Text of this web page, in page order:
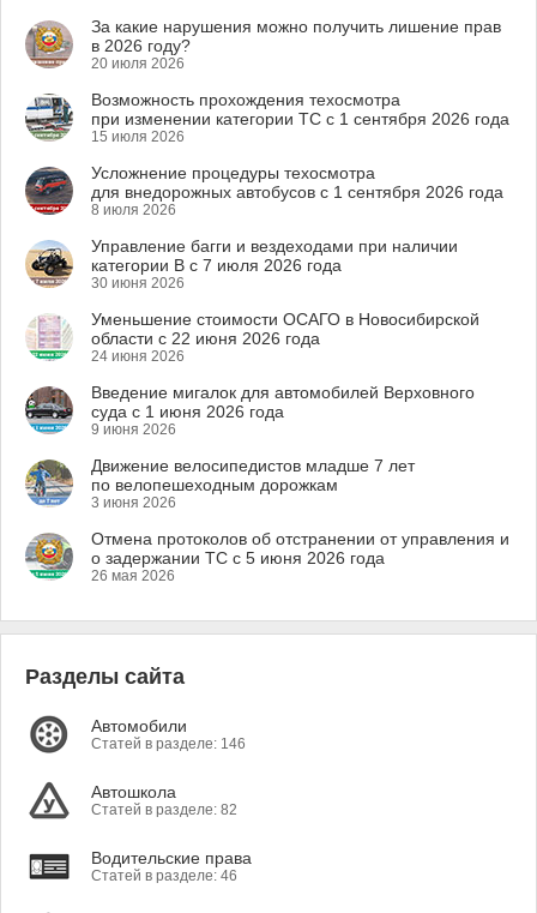
За какие нарушения можно получить лишение прав
в 2026 году?
20 июля 2026
Возможность прохождения техосмотра
при изменении категории ТС с 1 сентября 2026 года
15 июля 2026
Усложнение процедуры техосмотра
для внедорожных автобусов с 1 сентября 2026 года
8 июля 2026
Управление багги и вездеходами при наличии
категории B с 7 июля 2026 года
30 июня 2026
Уменьшение стоимости ОСАГО в Новосибирской
области с 22 июня 2026 года
24 июня 2026
Введение мигалок для автомобилей Верховного
суда с 1 июня 2026 года
9 июня 2026
Движение велосипедистов младше 7 лет
по велопешеходным дорожкам
3 июня 2026
Отмена протоколов об отстранении от управления и
о задержании ТС с 5 июня 2026 года
26 мая 2026
Разделы сайта
Автомобили
Статей в разделе: 146
Автошкола
Статей в разделе: 82
Водительские права
Статей в разделе: 46